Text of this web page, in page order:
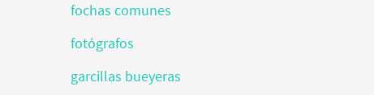
fochas comunes
fotógrafos
garcillas bueyeras